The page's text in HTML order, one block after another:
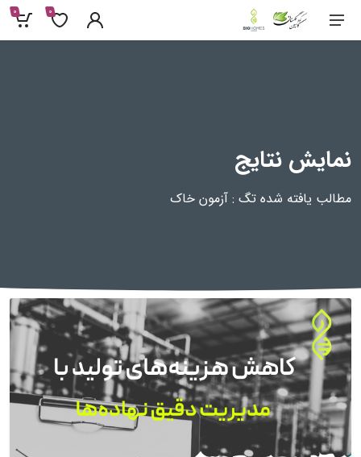
0
0
نمایش نتایج
مطالب یافته شده تگ : آزمون خاک